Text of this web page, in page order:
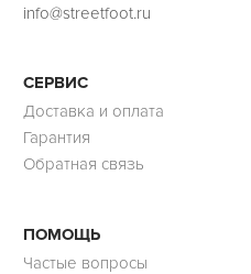
info@streetfoot.ru
СЕРВИС
Доставка и оплата
Гарантия
Обратная связь
ПОМОЩЬ
Частые вопросы